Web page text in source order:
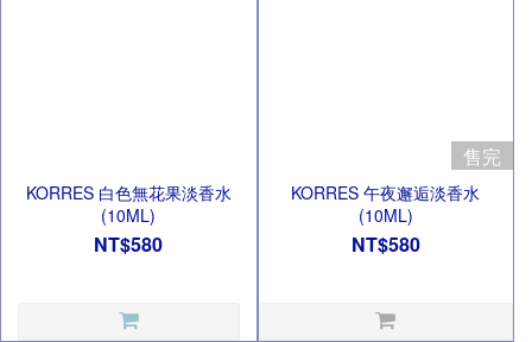
KORRES 白色無花果淡香水
(10ML)
NT$580
售完
KORRES 午夜邂逅淡香水
(10ML)
NT$580